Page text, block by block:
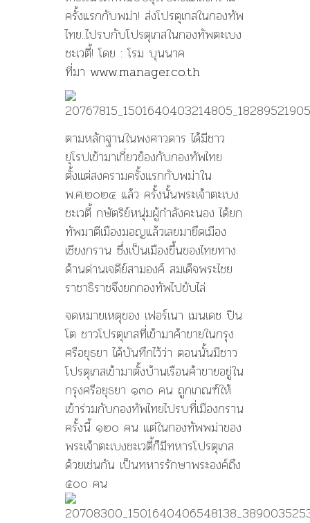
สงคราม
ครั้ง
แรก
กับ
พม่า!
ส่ง
โปรตุเกส
ใน
กองทัพ
รบ
กับ
โปรตุเกส
กอง
ทัพ
ตะ
เบง
ชะ
เว
ตี้!
ครั้งแรกกับพม่า! ส่งโปรตุเกสในกองทัพ
ไทย..ไปรบกับโปรตุเกสในกองทัพตะเบง
ชะเวตี้! โดย : โรม บุนนาค
ที่มา www.manager.co.th
ตามหลักฐานในพงศาวดาร ได้มีชาว
ยุโรปเข้ามาเกี่ยวข้องกับกองทัพไทย
ตั้งแต่สงครามครั้งแรกกับพม่าใน
พ.ศ.๒๐๒๔ แล้ว ครั้งนั้นพระเจ้าตะเบง
ชะเวตี้ กษัตริย์หนุ่มผู้กำลังคะนอง ได้ยก
ทัพมาตีเมืองมอญแล้วเลยมายึดเมือง
เชียงกราน ซึ่งเป็นเมืองขึ้นของไทยทาง
ด้านด่านเจดีย์สามองค์ สมเด็จพระไชย
ราชาธิราชจึงยกกองทัพไปขับไล่
จดหมายเหตุของ เฟอร์เนา เมนเดช ปิน
โต ชาวโปรตุเกสที่เข้ามาค้าขายในกรุง
ศรีอยุธยา ได้บันทึกไว้ว่า ตอนนั้นมีชาว
โปรตุเกสเข้ามาตั้งบ้านเรือนค้าขายอยู่ใน
กรุงศรีอยุธยา ๑๓๐ คน ถูกเกณฑ์ให้
เข้าร่วมกับกองทัพไทยไปรบที่เมืองกราน
ครั้งนี้ ๑๒๐ คน แต่ในกองทัพพม่าของ
พระเจ้าตะเบงชะเวตี้ก็มีทหารโปรตุเกส
ด้วยเช่นกัน เป็นทหารรักษาพระองค์ถึง
๕๐๐ คน